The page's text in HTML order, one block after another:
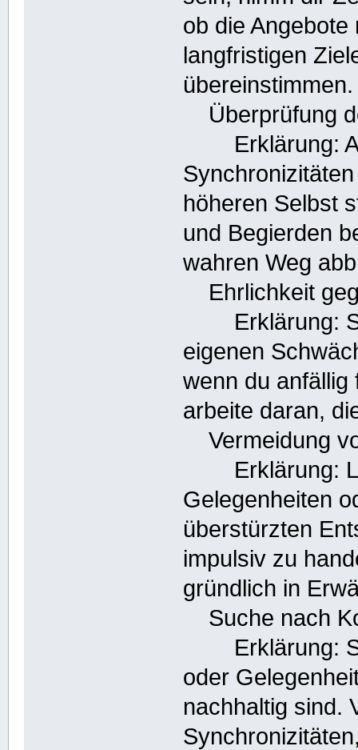
ob die
langfristigen
übereinstimmen.
Überprüfung
Erklärung:
höheren Selbst
und Begierden
wahren Weg
Ehrlichkeit
Erklärung:
eigenen
wenn du anfällig
arbeite daran,
Vermeidung
Erklärung:
Gelegenheiten
überstürzten
impulsiv zu
gründlich in
Suche nach
Erklärung:
oder
nachhaltig sind.